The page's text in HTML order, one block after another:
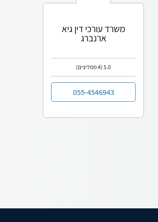
משרד עורכי דין גיא
ארנברג
5.0 (4 ממליצים)
055-4546943